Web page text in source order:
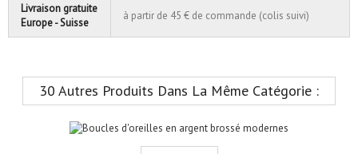
Livraison gratuite
Europe - Suisse
à partir de 45 € de commande (colis suivi)
30 Autres Produits Dans La Même Catégorie :